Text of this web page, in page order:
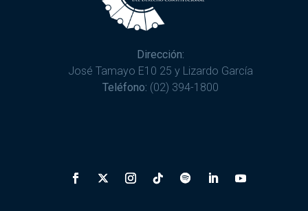
Dirección:
José Tamayo E10 25 y Lizardo García
Teléfono: (02) 394-1800